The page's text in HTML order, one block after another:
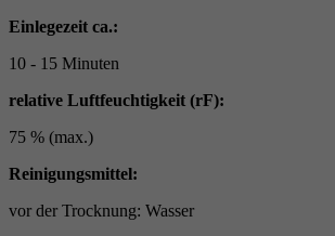
Einlegezeit ca.:
10 - 15 Minuten
relative Luftfeuchtigkeit (rF):
75 % (max.)
Reinigungsmittel:
vor der Trocknung: Wasser